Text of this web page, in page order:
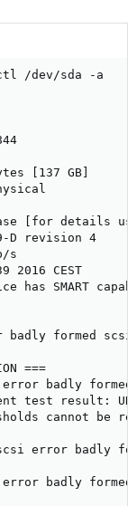
/dev/sda -a
[137 GB]
[for details
D revision 4
s
CEST
has SMART
badly formed scsi
===
error badly
test result:
cannot be
error badly
badly